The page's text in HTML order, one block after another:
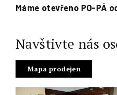
Máme otevřeno PO-PÁ
Navštivte nás
Mapa prodejen